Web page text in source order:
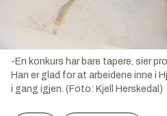
-En konkurs har bare tapere, sier
Han er glad for at arbeidene inne i
i gang igjen. (Foto: Kjell Herskedal)